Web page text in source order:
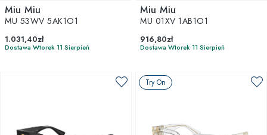
Miu Miu
MU 53WV 5AK1O1
1.031,40zł
Dostawa Wtorek 11 Sierpień
Miu Miu
MU 01XV 1AB1O1
916,80zł
Dostawa Wtorek 11 Sierpień
Try On